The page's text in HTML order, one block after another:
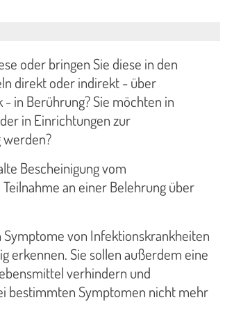
oder bringen Sie diese in den
direkt oder indirekt - über
in Berührung? Sie möchten in
in Einrichtungen zur
Bescheinigung vom
an einer Belehrung über
Symptome von Infektionskrankheiten
erkennen. Sie sollen außerdem eine
verhindern und
bestimmten Symptomen nicht mehr